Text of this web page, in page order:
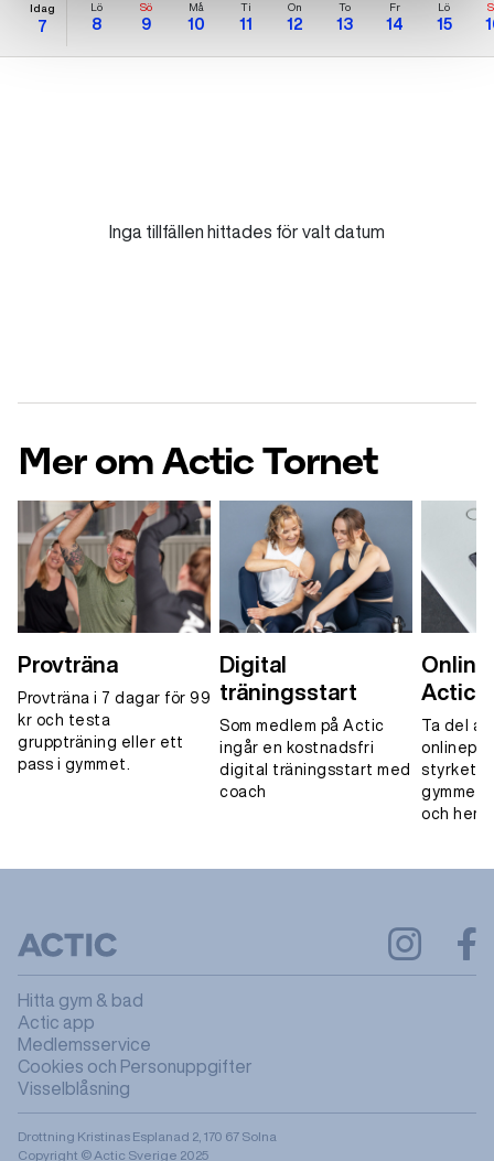
Idag
7
Lö
8
Sö
9
Må
10
Ti
11
On
12
To
13
Fr
14
Lö
15
Inga tillfällen hittades för valt datum
Mer om Actic Tornet
Provträna
Provträna i 7 dagar för 99
kr och testa
gruppträning eller ett
pass i gymmet.
Digital
träningsstart
Som medlem på Actic
ingår en kostnadsfri
digital träningsstart med
coach
Actic
Ta del
gymmet,
och
Hitta gym & bad
Actic app
Medlemsservice
Cookies och Personuppgifter
Visselblåsning
Drottning Kristinas Esplanad 2, 170 67 Solna
Copyright © Actic Sverige 2025